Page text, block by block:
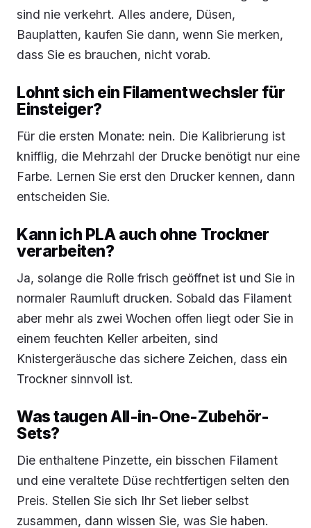
sind nie verkehrt. Alles andere, Düsen,
Bauplatten, kaufen Sie dann, wenn Sie merken,
dass Sie es brauchen, nicht vorab.
Lohnt sich ein Filamentwechsler für
Einsteiger?
Für die ersten Monate: nein. Die Kalibrierung ist
knifflig, die Mehrzahl der Drucke benötigt nur eine
Farbe. Lernen Sie erst den Drucker kennen, dann
entscheiden Sie.
Kann ich PLA auch ohne Trockner
verarbeiten?
Ja, solange die Rolle frisch geöffnet ist und Sie in
normaler Raumluft drucken. Sobald das Filament
aber mehr als zwei Wochen offen liegt oder Sie in
einem feuchten Keller arbeiten, sind
Knistergeräusche das sichere Zeichen, dass ein
Trockner sinnvoll ist.
Was taugen All-in-One-Zubehör-
Sets?
Die enthaltene Pinzette, ein bisschen Filament
und eine veraltete Düse rechtfertigen selten den
Preis. Stellen Sie sich Ihr Set lieber selbst
zusammen, dann wissen Sie, was Sie haben.